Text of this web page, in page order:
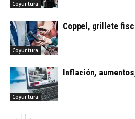
Coyuntura
Coyuntura
Coppel, grillete
Coyuntura
Inflación,